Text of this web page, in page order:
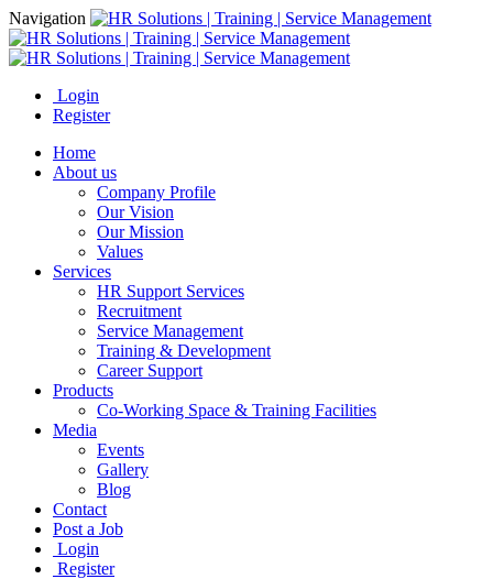
Navigation
Login
Register
Home
About us
Company Profile
Our Vision
Our Mission
Values
Services
HR Support Services
Recruitment
Service Management
Training & Development
Career Support
Products
Co-Working Space & Training Facilities
Media
Events
Gallery
Blog
Contact
Post a Job
Login
Register